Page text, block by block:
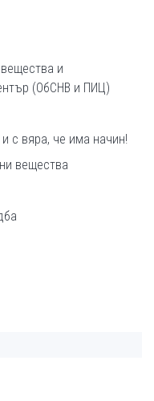
и
(ОбСНВ и ПИЦ)
с вяра, че има начин!
вещества